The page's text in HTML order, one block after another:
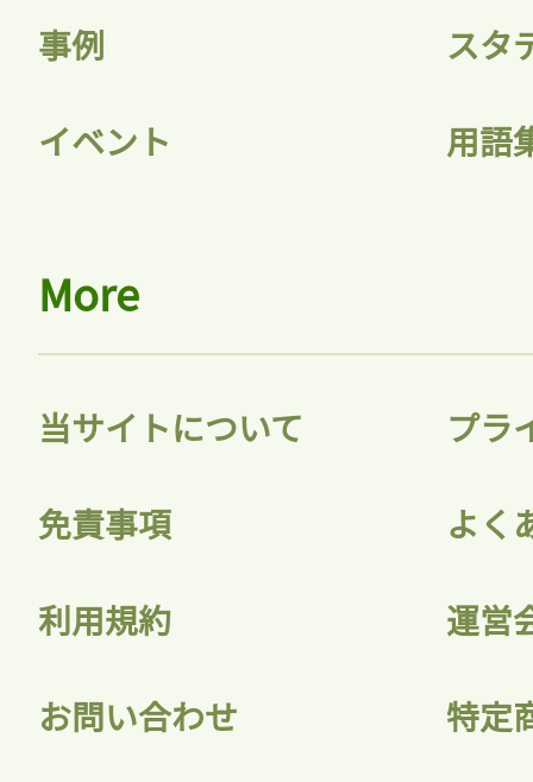
事例 スタ
イベント 用語
More
当サイトについて プラ
免責事項 よく
利用規約 運営
お問い合わせ 特定